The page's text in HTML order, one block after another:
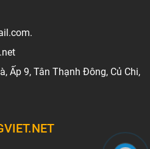
Ấp 9, Tân Thạnh Đông, Củ Chi,